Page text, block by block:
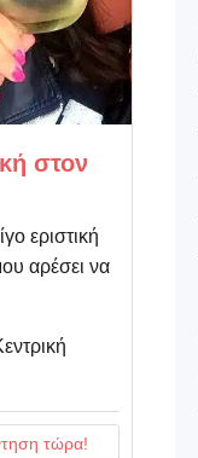
στον
εριστική
αρέσει να
τώρα!